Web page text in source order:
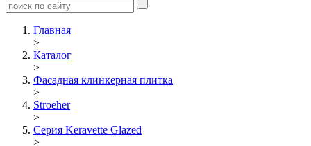
Главная
>
Каталог
>
Фасадная клинкерная плитка
>
Stroeher
>
Серия Keravette Glazed
>